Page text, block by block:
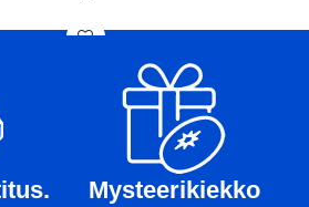
Skick: BA+
Markörer:-
Mysteerikiekko